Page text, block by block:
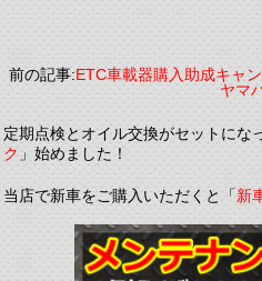
前の記事:ETC車載器購入助成キャ
ヤマ
定期点検とオイル交換がセットにな
ク」始めました！
当店で新車をご購入いただくと「新